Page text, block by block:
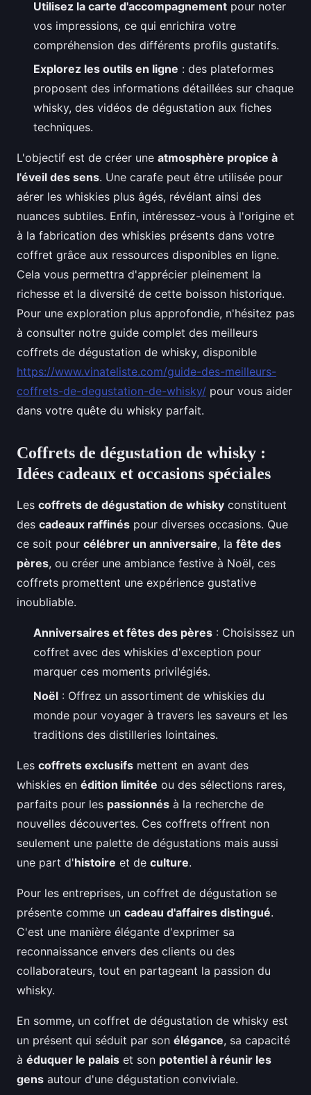
Utilisez la carte d'accompagnement pour noter
vos impressions, ce qui enrichira votre
compréhension des différents profils gustatifs.
Explorez les outils en ligne : des plateformes
proposent des informations détaillées sur chaque
whisky, des vidéos de dégustation aux fiches
techniques.
L'objectif est de créer une atmosphère propice à
l'éveil des sens. Une carafe peut être utilisée pour
aérer les whiskies plus âgés, révélant ainsi des
nuances subtiles. Enfin, intéressez-vous à l'origine et
à la fabrication des whiskies présents dans votre
coffret grâce aux ressources disponibles en ligne.
Cela vous permettra d'apprécier pleinement la
richesse et la diversité de cette boisson historique.
Pour une exploration plus approfondie, n'hésitez pas
à consulter notre guide complet des meilleurs
coffrets de dégustation de whisky, disponible
https://www.vinateliste.com/guide-des-meilleurs-
coffrets-de-degustation-de-whisky/ pour vous aider
dans votre quête du whisky parfait.
Coffrets de dégustation de whisky :
Idées cadeaux et occasions spéciales
Les coffrets de dégustation de whisky constituent
des cadeaux raffinés pour diverses occasions. Que
ce soit pour célébrer un anniversaire, la fête des
pères, ou créer une ambiance festive à Noël, ces
coffrets promettent une expérience gustative
inoubliable.
Anniversaires et fêtes des pères : Choisissez un
coffret avec des whiskies d'exception pour
marquer ces moments privilégiés.
Noël : Offrez un assortiment de whiskies du
monde pour voyager à travers les saveurs et les
traditions des distilleries lointaines.
Les coffrets exclusifs mettent en avant des
whiskies en édition limitée ou des sélections rares,
parfaits pour les passionnés à la recherche de
nouvelles découvertes. Ces coffrets offrent non
seulement une palette de dégustations mais aussi
une part d'histoire et de culture.
Pour les entreprises, un coffret de dégustation se
présente comme un cadeau d'affaires distingué.
C'est une manière élégante d'exprimer sa
reconnaissance envers des clients ou des
collaborateurs, tout en partageant la passion du
whisky.
En somme, un coffret de dégustation de whisky est
un présent qui séduit par son élégance, sa capacité
à éduquer le palais et son potentiel à réunir les
gens autour d'une dégustation conviviale.